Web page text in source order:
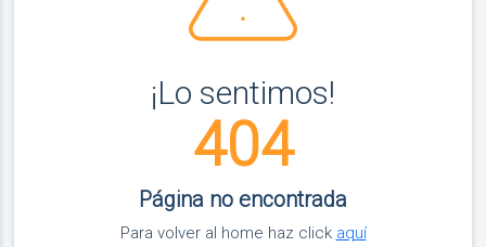
¡Lo sentimos!
404
Página no encontrada
Para volver al home haz click aquí